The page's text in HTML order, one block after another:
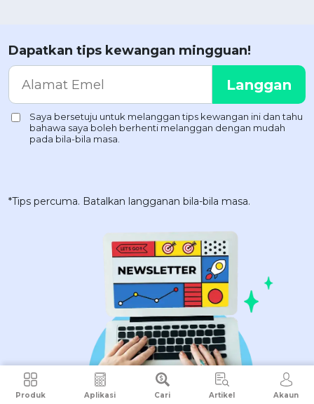
Produk Aplikasi Cari Artikel Akaun
Dapatkan tips kewangan mingguan!
*Tips percuma. Batalkan langganan bila-bila masa.